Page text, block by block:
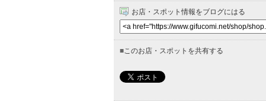
お店・スポット情報をブログにはる
■このお店・スポットを共有する